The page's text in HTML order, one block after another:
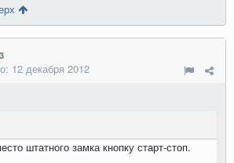
3
12 декабря 2012
штатного замка кнопку старт-стоп.